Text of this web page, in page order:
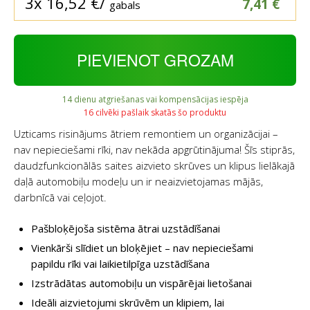
gabals 7,41 €
PIEVIENOT GROZAM
14 dienu atgriešanas vai kompensācijas iespēja
16 cilvēki pašlaik skatās šo produktu
Uzticams risinājums ātriem remontiem un organizācijai –
nav nepieciešami rīki, nav nekāda apgrūtinājuma! Šīs stiprās,
daudzfunkcionālās saites aizvieto skrūves un klipus lielākajā
daļā automobiļu modeļu un ir neaizvietojamas mājās,
darbnīcā vai ceļojot.
Pašbloķējoša sistēma ātrai uzstādīšanai
Vienkārši slīdiet un bloķējiet – nav nepieciešami
papildu rīki vai laikietilpīga uzstādīšana
Izstrādātas automobiļu un vispārējai lietošanai
Ideāli aizvietojumi skrūvēm un klipiem, lai